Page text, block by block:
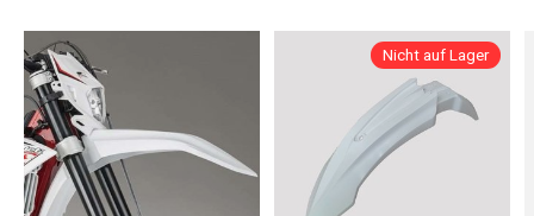
Nicht auf Lager